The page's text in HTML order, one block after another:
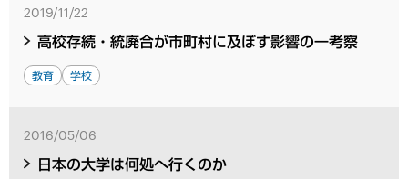
2019/11/22
高校存続・統廃合が市町村に及ぼす影響の一考察
教育 学校
2016/05/06
日本の大学は何処へ行くのか